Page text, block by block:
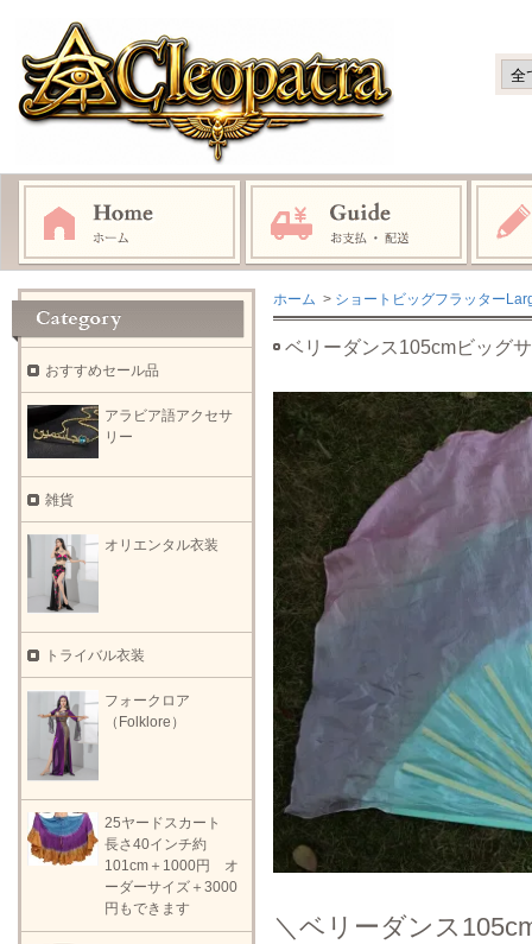
ホーム > ショートビッグフラッター
ベリーダンス105cmビッグ
＼ベリーダンス
おすすめセール品
アラビア語アクセサ
リー
雑貨
オリエンタル衣装
トライバル衣装
フォークロア
（Folklore）
25ヤードスカート
長さ40インチ約
101cm＋1000円 オ
ーダーサイズ＋3000
円もできます